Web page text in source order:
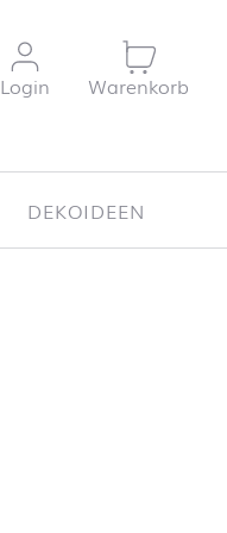
Login
Warenkorb
DEKOIDEEN